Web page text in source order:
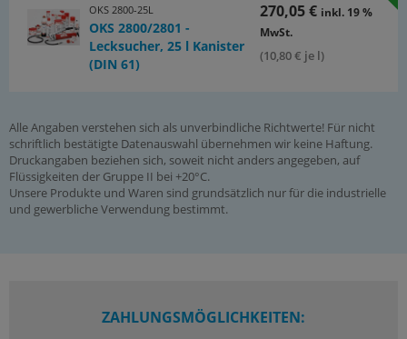
OKS 2800-25L
OKS 2800/2801 -
Lecksucher, 25 l Kanister
(DIN 61)
270,05 € inkl. 19 %
MwSt.
(10,80 € je l)
Alle Angaben verstehen sich als unverbindliche Richtwerte! Für nicht
schriftlich bestätigte Datenauswahl übernehmen wir keine Haftung.
Druckangaben beziehen sich, soweit nicht anders angegeben, auf
Flüssigkeiten der Gruppe II bei +20°C.
Unsere Produkte und Waren sind grundsätzlich nur für die industrielle
und gewerbliche Verwendung bestimmt.
ZAHLUNGSMÖGLICHKEITEN: